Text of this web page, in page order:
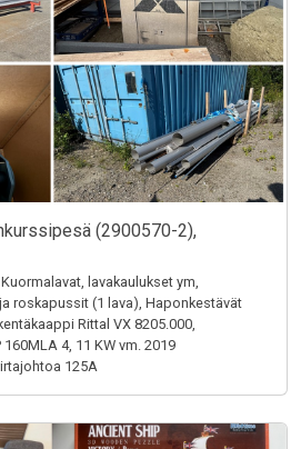
(2900570-2),
lavakaulukset ym,
roskapussit (1 lava), Haponkestävät
Rittal VX 8205.000,
4, 11 KW vm. 2019
125A